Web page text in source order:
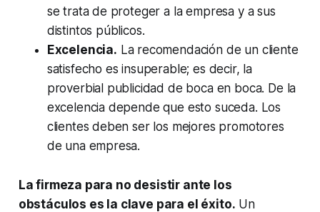
se trata de proteger a la empresa y a sus
distintos públicos.
Excelencia. La recomendación de un cliente
satisfecho es insuperable; es decir, la
proverbial publicidad de boca en boca. De la
excelencia depende que esto suceda. Los
clientes deben ser los mejores promotores
de una empresa.
La firmeza para no desistir ante los
obstáculos es la clave para el éxito. Un